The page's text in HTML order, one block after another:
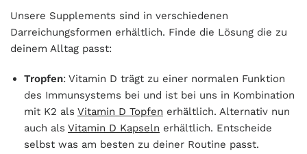
Unsere Supplements sind in verschiedenen
Darreichungsformen erhältlich. Finde die Lösung die zu
deinem Alltag passt:
Tropfen: Vitamin D trägt zu einer normalen Funktion
des Immunsystems bei und ist bei uns in Kombination
mit K2 als Vitamin D Topfen erhältlich. Alternativ nun
auch als Vitamin D Kapseln erhältlich. Entscheide
selbst was am besten zu deiner Routine passt.